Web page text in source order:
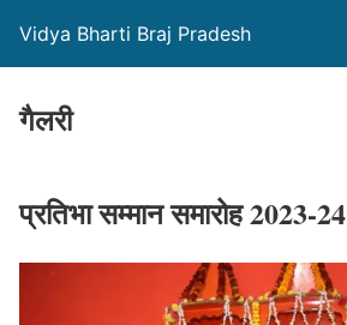
Vidya Bharti Braj Pradesh
गैलरी
प्रतिभा सम्मान समारोह 2023-24